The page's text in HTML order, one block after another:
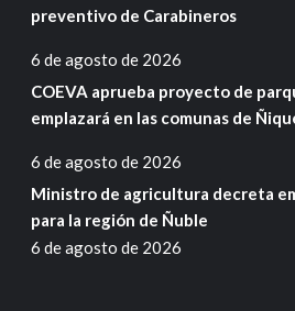
preventivo de Carabineros
6 de agosto de 2026
COEVA aprueba proyecto de
emplazará en las comunas de
6 de agosto de 2026
Ministro de agricultura decreta
para la región de Ñuble
6 de agosto de 2026